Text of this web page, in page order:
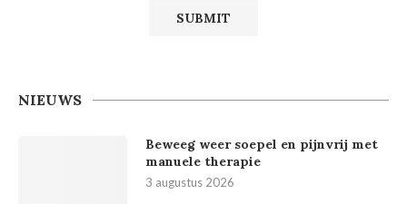
NIEUWS
Beweeg weer soepel en pijnvrij met
manuele therapie
3 augustus 2026